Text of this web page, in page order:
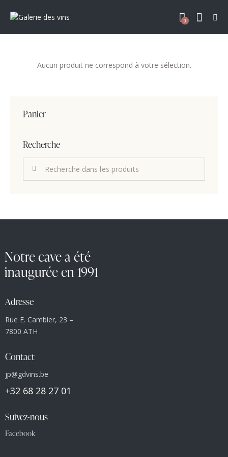
0
Aucun produit ne correspond à votre sélection.
Panier
Recherche
Notre cave a été
inaugurée en 1991
Adresse
Rue E. Cambier, 23 –
7800 ATH
Contact
jp@gdvins.be
+32 68 28 27 01
Suivez-nous
Facebook